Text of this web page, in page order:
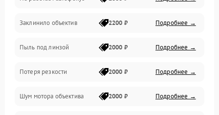
Программное обеспечение
Механические повреждения
Аудио
Заклинило объектив 2200 ₽ Подробнее →
Пыль под линзой 2000 ₽ Подробнее →
Потеря резкости 2000 ₽ Подробнее →
Шум мотора объектива 2000 ₽ Подробнее →